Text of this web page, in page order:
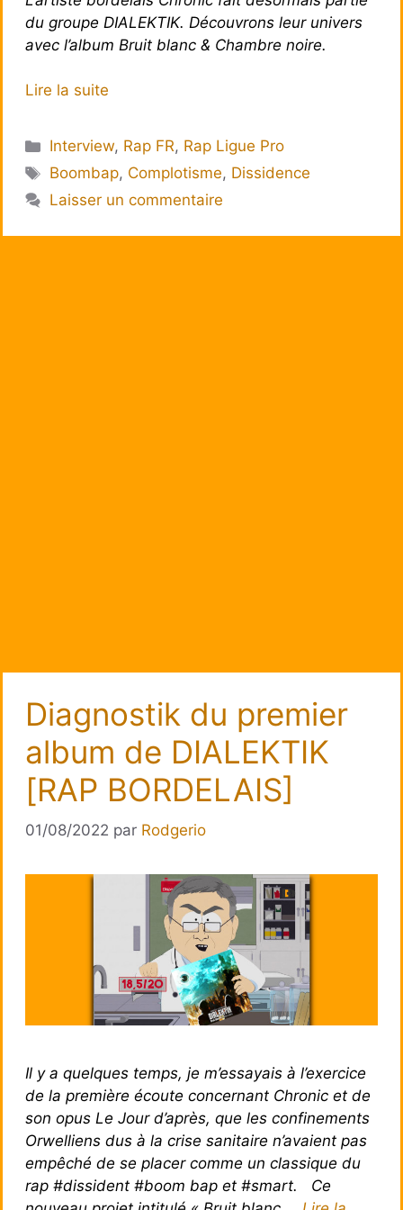
du groupe DIALEKTIK. Découvrons leur univers
avec l’album Bruit blanc & Chambre noire.
Lire la suite
Catégories
Interview, Rap FR, Rap Ligue Pro
Étiquettes
Boombap, Complotisme, Dissidence
Laisser un commentaire
Diagnostik du premier
album de DIALEKTIK
[RAP BORDELAIS]
01/08/2022 par Rodgerio
Il y a quelques temps, je m’essayais à l’exercice
de la première écoute concernant Chronic et de
son opus Le Jour d’après, que les confinements
Orwelliens dus à la crise sanitaire n’avaient pas
empêché de se placer comme un classique du
rap #dissident #boom bap et #smart. Ce